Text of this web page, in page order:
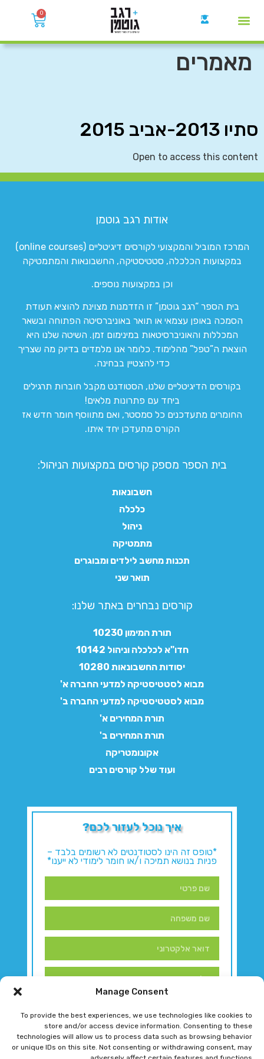
Manage Consent
To provide the best experiences, we use technologies like cookies to
store and/or access device information. Consenting to these
technologies will allow us to process data such as browsing behavior
or unique IDs on this site. Not consenting or withdrawing consent, may
0
מאמרים
סתיו 2013-אביב 2015
Open to access this content
אודות רגב גוטמן
המרכז המוביל והמקצועי לקורסים דיגיטליים (online courses)
במקצועות הכלכלה, סטטיסטיקה, החשבונאות והמתמטיקה
וכן במקצועות נוספים.
בית הספר “רגב גוטמן” זו הזדמנות מצוינת להוציא תעודת
הסמכה באופן עצמאי או תואר באוניברסיטה הפתוחה ובשאר
המכללות והאוניברסיטאות במינימום זמן. השיטה שלנו היא
הוצאת ה”טפל” מהלימוד. כלומר אנו מלמדים בדיוק מה שצריך
כדי להצטיין בבחינה.
בקורסים הדיגיטליים שלנו, הסטודנט מקבל חוברות תרגילים
ביחד עם פתרונות מלאים!
החומרים מתעדכנים כל סמסטר, ואם מתווסף חומר חדש אז
הקורס מתעדכן יחד איתו.
בית הספר מספק קורסים במקצועות הניהול:
חשבונאות
כלכלה
ניהול
מתמטיקה
תכנות מחשב לילדים ומבוגרים
תואר שני
קורסים נבחרים באתר שלנו:​
תורת המימון 10230
חדו"א לכלכלה וניהול 10142
יסודות החשבונאות 10280
מבוא לסטטיסטיקה למדעי החברה א'
מבוא לסטטיסטיקה למדעי החברה ב'
תורת המחירים א'
תורת המחירים ב'
אקונומטריקה
ועוד שלל קורסים רבים
איך נוכל לעזור לכם?
*טופס זה הינו לסטודנטים לא רשומים בלבד –
פניות בנושא תמיכה ו/או חומר לימודי לא ייענו*